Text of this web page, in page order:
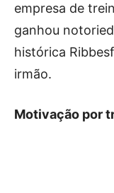
empresa de
ganhou
histórica
irmão.
Motivação por